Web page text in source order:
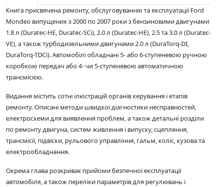
Книга присвячена ремонту, обслуговуванню та експлуатації Ford
Mondeo випущених з 2000 по 2007 роки з бензиновими двигунами
1.8 л (Duratec-HE, Duratec-SCi), 2.0 л (Duratec-HE), 2.5 та 3.0 л (Duratec-
VE), а також турбодизельними двигунами 2.0 л (DuraTorq-DI,
DuraTorq-TDCi). Автомобілі обладнані 5- або 6-ступеневою ручною
коробкою передач або 4- чи 5-ступеневою автоматичною
трансмісією.
Видання містить сотні ілюстрацій органів керування і етапів
ремонту. Описані методи швидкої діагностики несправностей,
електросхеми для виявлення проблем, а також детальні розділи
по ремонту двигуна, систем живлення і випуску, сцеплення,
трансмісії, підвіски, рульового управління, гальм, коліс, кузова та
електрообладнання.
Окрема глава розкриває прийоми безпечної експлуатації
автомобіля, а також переліки параметрів для регулювань і